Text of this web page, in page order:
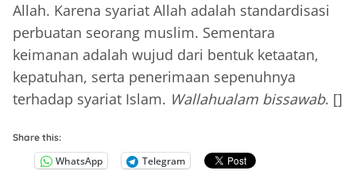
Allah. Karena syariat Allah adalah standardisasi
perbuatan seorang muslim. Sementara
keimanan adalah wujud dari bentuk ketaatan,
kepatuhan, serta penerimaan sepenuhnya
terhadap syariat Islam. Wallahualam bissawab. []
Share this:
WhatsApp Telegram